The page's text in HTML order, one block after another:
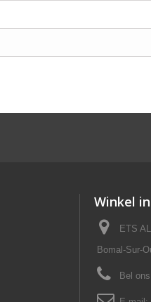
Winkel
ETS
Bomal-Sur-
Bel